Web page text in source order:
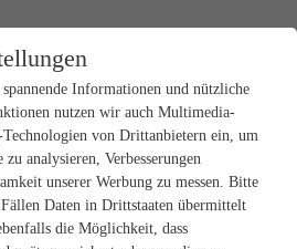
Informationen und nützliche
nutzen wir auch Multimedia-
von Drittanbietern ein, um
analysieren, Verbesserungen
unserer Werbung zu messen. Bitte
Fällen Daten in Drittstaaten übermittelt
die Möglichkeit, dass